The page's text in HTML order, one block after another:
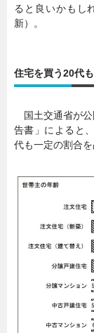
ると良いかもし
新）。
住宅を買う20代
国土交通省が
告書」によると
代も一定の割合